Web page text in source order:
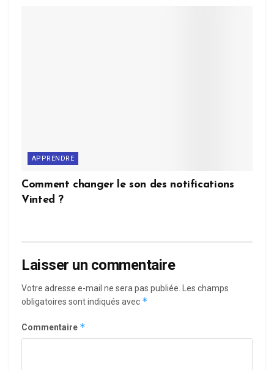
APPRENDRE
Comment changer le son des notifications
Vinted ?
Laisser un commentaire
Votre adresse e-mail ne sera pas publiée. Les champs
obligatoires sont indiqués avec *
Commentaire *